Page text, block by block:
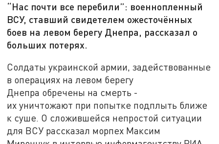
“Нас почти все перебили”: военнопленный
ВСУ, ставший свидетелем ожесточённых
боев на левом берегу Днепра, рассказал о
больших потерях.
Солдаты украинской армии, задействованные
в операциях на левом берегу
Днепра обречены на смерть -
их уничтожают при попытке подплыть ближе
к суше. О сложившейся непростой ситуации
для ВСУ рассказал морпех Максим